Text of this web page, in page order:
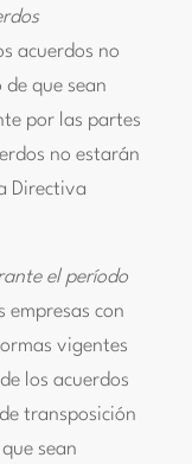
acuerdos no
que sean
por las partes
no estarán
Directiva
el período
empresas con
vigentes
los acuerdos
transposición
sean